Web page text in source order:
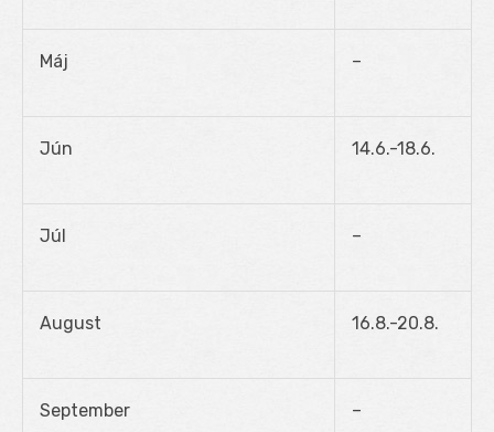
Máj –
Jún 14.6.-18.6.
Júl –
August 16.8.-20.8.
September –